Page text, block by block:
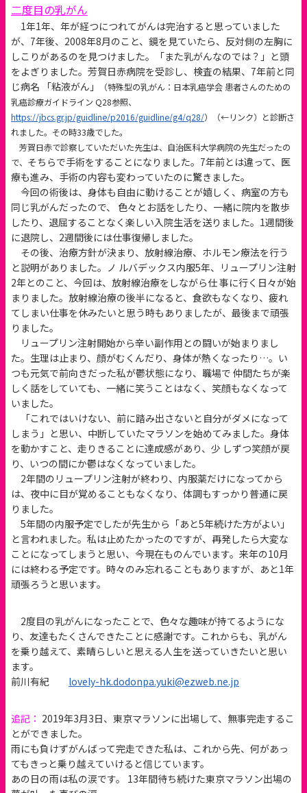
二度目の乳がん
1年1年、年が経つにつれてがんは完治すると思っていました
が、7年後、2008年8月のこと、鏡を見ていたら、反対側の左胸に
しこりがあるのを見つけました。「また乳がんなのでは？」と頭
をよぎりました。芳賀日赤病院を受診し、検査の結果、7年前と同
じ病名 「粘液がん」
（特殊型の乳がん：日本乳癌学会 患者さんのための
乳癌診療ガイドライン Q28参照、
https://jbcs.gr.jp/guidline/p2016/guidline/g4/q28/）（←リンク） と診断さ
れました。 その時33歳でした。
芳賀日赤で診察していただいた先生は、自治医科大学病院の先生だったの
で、 そちらで手術をすることになりました。7年前とは違って、医
療も進み、手術の内容も変わっていたのに驚きました。
今回の術後は、身体も自由に動けることが嬉しく、病室の方も
同じ乳がんだったので、 色々とお話をしたり、一緒に院内を散歩
したり、退屈することなく楽しい入院生活を送りました。1週間後
に退院し、2週間後には仕事復帰しました。
その後、治療方針が決まり、放射線治療、ホルモン療法を行う
と説明がありました。ノ ルバデックス内服5年、リュープリン注射
2年とのこと、今回は、放射線治療をしながら仕 事に行く日々が始
まりました。放射線治療の後半になると、食欲もなくなり、疲れ
てしまい仕事を休みたいと思う時もありましたが、最後まで頑張
りました。
リュープリン注射開始から辛い副作用との闘いが始まりまし
た。生理は止まり、顔がむくんだり、身体が熱くなったり…。い
つも元気で前向きだった私が鬱状態になり、職場で 仲間たちが楽
しく話をしていても、一緒に笑うことはなく、笑顔もなくなって
いました。
「これではいけない、前に踏み出さないと自分がダメになって
しまう」と思い、中断していたマラソンを始めてみました。身体
を動かすこと、走りきることに達成感があり、少 しずつ笑顔が戻
り、いつの間にか鬱はなくなっていました。
2年間のリュープリン注射が終わり、内服薬だけになってから
は、夜中に目が覚めることもなくなり、体調もすっかり普通に戻
りました。
5年間の内服予定でしたが先生から「あと5年続けた方がよい」
と言われました。私は止めたかったのですが、再発したら大変な
ことになってしまうと思い、今現在ものんでいます。来年の10月
には終わる予定です。時々のみ忘れることもありますが、あと1年
頑張ろうと思います。
2度目の乳がんになったことで、色々な趣味が持てるようにな
り、友達もたくさんできたことに感謝です。これからも、乳がん
を乗り越えて、素晴らしいと思える人生を送っていきたいと思い
ます。
前川有紀 lovely-hk.dodonpa.yuki@ezweb.ne.jp
追記： 2019年3月3日、東京マラソンに出場して、無事完走するこ
とができました。
雨にも負けずがんばって完走できた私は、これから先、何があっ
てもきっと乗り越えていけると信じています。
あの日の雨は私の涙です。 13年間待ち続けた東京マラソン出場の